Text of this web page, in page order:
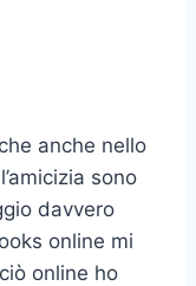
anche nello
sono
davvero
online mi
online ho